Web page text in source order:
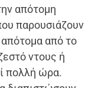
απότομη
παρουσιάζουν
από το
ντους ή
πολλή ώρα.